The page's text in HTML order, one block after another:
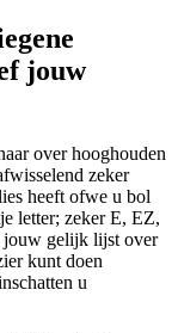
jouw
over hooghouden
zeker
heeft ofwe u bol
letter; zeker E, EZ,
jouw gelijk lijst over
kunt doen
u